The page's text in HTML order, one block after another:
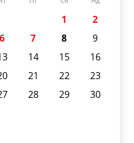
1
2
6 7 8
9
14 15
16
21 22
23
28 29
30